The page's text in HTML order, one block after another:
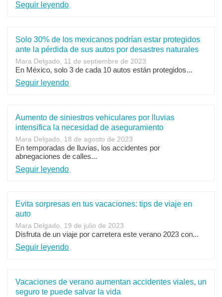
Seguir leyendo
Solo 30% de los mexicanos podrían estar protegidos
ante la pérdida de sus autos por desastres naturales
Mara Delgado, 11 de septiembre de 2023
En México, solo 3 de cada 10 autos están protegidos...
Seguir leyendo
Aumento de siniestros vehiculares por lluvias
intensifica la necesidad de aseguramiento
Mara Delgado, 18 de agosto de 2023
En temporadas de lluvias, los accidentes por
abnegaciones de calles...
Seguir leyendo
Evita sorpresas en tus vacaciones: tips de viaje en
auto
Mara Delgado, 19 de julio de 2023
Disfruta de un viaje por carretera este verano 2023 con...
Seguir leyendo
Vacaciones de verano aumentan accidentes viales, un
seguro te puede salvar la vida